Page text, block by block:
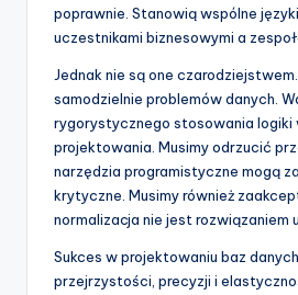
poprawnie. Stanowią wspólne
uczestnikami biznesowymi a
Jednak nie są one
samodzielnie problemów danych.
rygorystycznego stosowania logiki
projektowania. Musimy odrzucić
narzędzia programistyczne mogą
krytyczne. Musimy również
normalizacja nie jest rozwiązaniem
Sukces w projektowaniu baz
przejrzystości, precyzji i